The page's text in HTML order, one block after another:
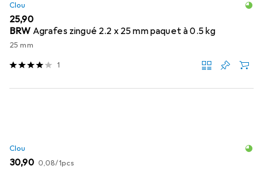
Clou
EUR
25,90
BRW Agrafes zingué 2.2 x 25 mm paquet à 0.5 kg
25 mm
1
Clou
EUR
30,90 EUR
0,08/1pcs